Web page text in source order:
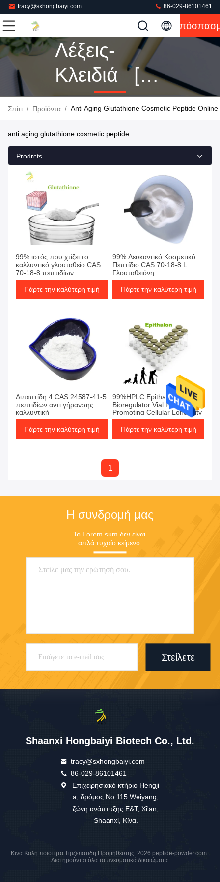
tracy@sxhongbaiyi.com 86-029-86101461
Λέξεις-
Κλειδιά [
Anti Aging
Cosmetic
Αντιστοιχία
4 Προϊόντα
Σπίτι / Προϊόντα / Anti Aging Glutathione Cosmetic Peptide Online
anti aging glutathione cosmetic peptide
Prodrcts
99% ιστός που χτίζει το
καλλυντικό γλουταθείο CAS
70-18-8 πεπτιδίων
Πάρτε την καλύτερη τιμή
99% Λευκαντικό Κοσμετικό
Πεπτίδιο CAS 70-18-8 L
Γλουταθειόνη
Πάρτε την καλύτερη τιμή
Διπεπτίδη 4 CAS 24587-41-5
πεπτιδίων αντι γήρανσης
καλλυντική
Πάρτε την καλύτερη τιμή
99%HPLC Epithalon 20mg
Bioregulator Vial For
Promoting Cellular Longevity
Πάρτε την καλύτερη τιμή
1
Η συνδρομή μας
Το Lorem sum δεν είναι
απλά τυχαίο κείμενο.
Στείλετε
Shaanxi Hongbaiyi Biotech Co., Ltd.
tracy@sxhongbaiyi.com
86-029-86101461
Επιχειρησιακό κτήριο Hengji
a, δρόμος No.115 Weiyang,
ζώνη ανάπτυξης E&T, Xi'an,
Shaanxi, Κίνα.
Κίνα Καλή ποιότητα Τιρζεπατίδη Προμηθευτής. 2026 peptide-powder.com .
Διατηρούνται όλα τα πνευματικά δικαιώματα.